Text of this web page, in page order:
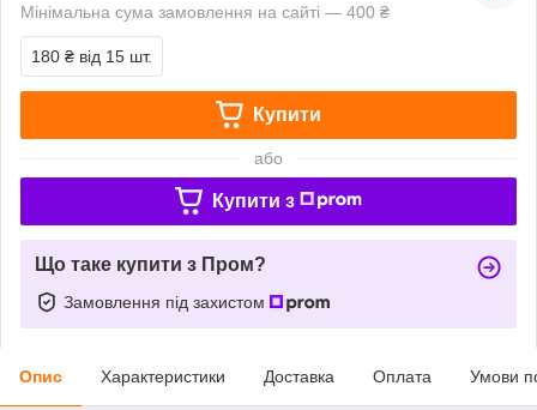
Мінімальна сума замовлення на сайті — 400 ₴
180 ₴ від 15 шт.
Купити
або
Купити з
Що таке купити з Пром?
Замовлення під захистом
Опис Характеристики Доставка Оплата Умови